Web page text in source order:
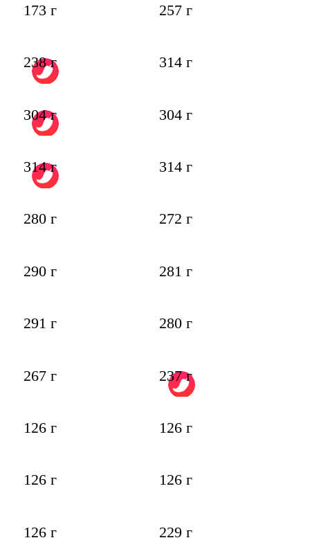
173 г 257 г
238 г 314 г
304 г 304 г
314 г 314 г
280 г 272 г
290 г 281 г
291 г 280 г
267 г 237 г
126 г 126 г
126 г 126 г
126 г 229 г